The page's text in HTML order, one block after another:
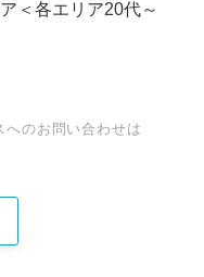
＜各エリア20代～
のお問い合わせは